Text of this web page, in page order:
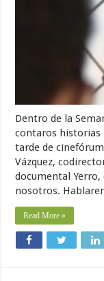
Dentro de la
contaros historias
tarde de
Vázquez,
documental
nosotros.
Read More »